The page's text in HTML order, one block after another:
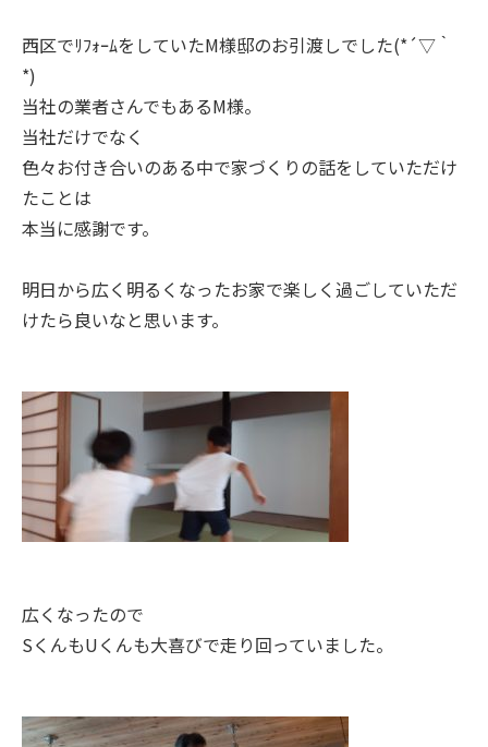
西区でﾘﾌｫｰﾑをしていたM様邸のお引渡しでした(*´▽｀
*)
当社の業者さんでもあるM様。
当社だけでなく
色々お付き合いのある中で家づくりの話をしていただけ
たことは
本当に感謝です。
明日から広く明るくなったお家で楽しく過ごしていただ
けたら良いなと思います。
広くなったので
SくんもUくんも大喜びで走り回っていました。